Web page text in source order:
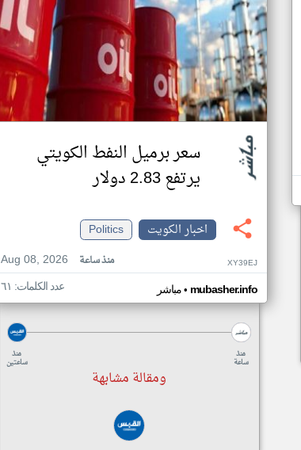
سعر برميل النفط الكويتي
يرتفع 2.83 دولار
اخبار الكويت
Politics
Aug 08, 2026
منذ ساعة XY39EJ
مباشر• mubasher.info عدد الكلمات: ٦١
منذ
ساعتين
منذ
ساعة
ومقالة مشابهة